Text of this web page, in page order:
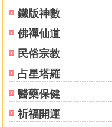
鐵版神數
佛禪仙道
民俗宗教
占星塔羅
醫藥保健
祈福開運